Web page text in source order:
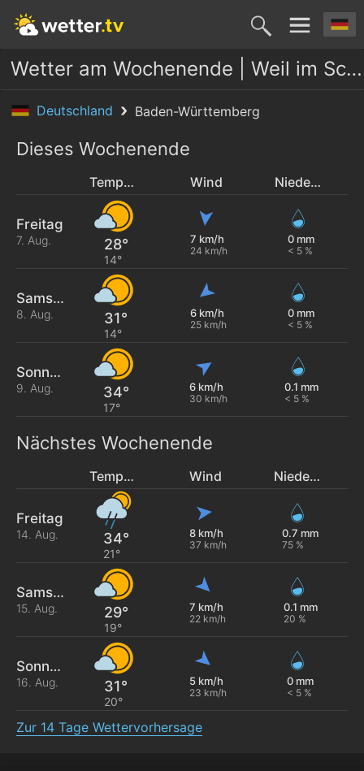
Wetter am Wochenende | Weil im Schönbuch
Deutschland Baden-Württemberg
Dieses Wochenende
Temperatur Wind Niederschlag
Freitag
7. Aug. 28°
14°
7 km/h
24 km/h
0 mm
< 5 %
Samstag
8. Aug. 31°
14°
6 km/h
25 km/h
0 mm
< 5 %
Sonntag
9. Aug. 34°
17°
6 km/h
30 km/h
0.1 mm
< 5 %
Nächstes Wochenende
Temperatur Wind Niederschlag
Freitag
14. Aug. 34°
21°
8 km/h
37 km/h
0.7 mm
75 %
Samstag
15. Aug. 29°
19°
7 km/h
22 km/h
0.1 mm
20 %
Sonntag
16. Aug. 31°
20°
5 km/h
23 km/h
0 mm
< 5 %
Zur 14 Tage Wettervorhersage